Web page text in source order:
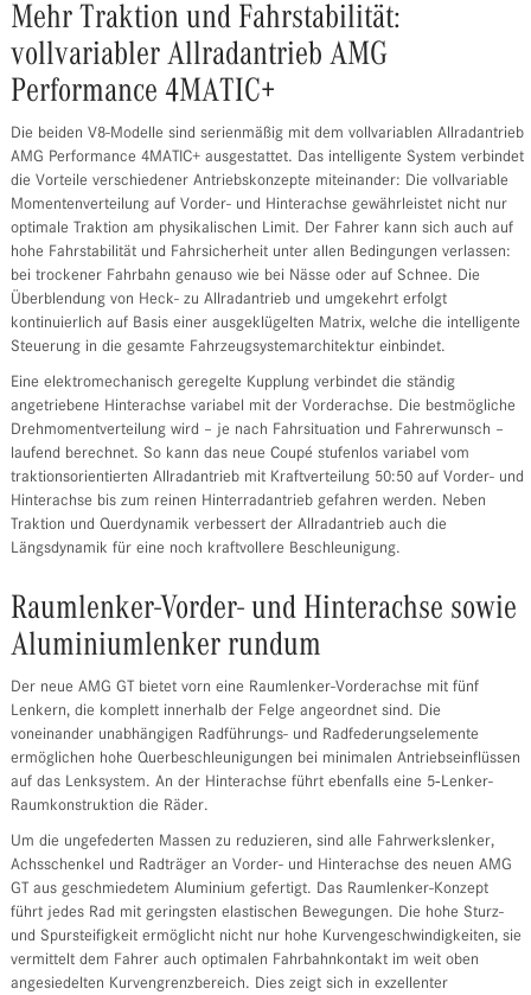
Mehr Traktion und Fahrstabilität:
vollvariabler Allradantrieb AMG
Performance 4MATIC+
Die beiden V8-Modelle sind serienmäßig mit dem vollvariablen Allradantrieb
AMG Performance 4MATIC+ ausgestattet. Das intelligente System verbindet
die Vorteile verschiedener Antriebskonzepte miteinander: Die vollvariable
Momentenverteilung auf Vorder- und Hinterachse gewährleistet nicht nur
optimale Traktion am physikalischen Limit. Der Fahrer kann sich auch auf
hohe Fahrstabilität und Fahrsicherheit unter allen Bedingungen verlassen:
bei trockener Fahrbahn genauso wie bei Nässe oder auf Schnee. Die
Überblendung von Heck- zu Allradantrieb und umgekehrt erfolgt
kontinuierlich auf Basis einer ausgeklügelten Matrix, welche die intelligente
Steuerung in die gesamte Fahrzeugsystemarchitektur einbindet.
Eine elektromechanisch geregelte Kupplung verbindet die ständig
angetriebene Hinterachse variabel mit der Vorderachse. Die bestmögliche
Drehmomentverteilung wird – je nach Fahrsituation und Fahrerwunsch –
laufend berechnet. So kann das neue Coupé stufenlos variabel vom
traktionsorientierten Allradantrieb mit Kraftverteilung 50:50 auf Vorder- und
Hinterachse bis zum reinen Hinterradantrieb gefahren werden. Neben
Traktion und Querdynamik verbessert der Allradantrieb auch die
Längsdynamik für eine noch kraftvollere Beschleunigung.
Raumlenker-Vorder- und Hinterachse sowie
Aluminiumlenker rundum
Der neue AMG GT bietet vorn eine Raumlenker-Vorderachse mit fünf
Lenkern, die komplett innerhalb der Felge angeordnet sind. Die
voneinander unabhängigen Radführungs- und Radfederungselemente
ermöglichen hohe Querbeschleunigungen bei minimalen Antriebseinflüssen
auf das Lenksystem. An der Hinterachse führt ebenfalls eine 5‑Lenker-
Raumkonstruktion die Räder.
Um die ungefederten Massen zu reduzieren, sind alle Fahrwerkslenker,
Achsschenkel und Radträger an Vorder- und Hinterachse des neuen AMG
GT aus geschmiedetem Aluminium gefertigt. Das Raumlenker-Konzept
führt jedes Rad mit geringsten elastischen Bewegungen. Die hohe Sturz-
und Spursteifigkeit ermöglicht nicht nur hohe Kurvengeschwindigkeiten, sie
vermittelt dem Fahrer auch optimalen Fahrbahnkontakt im weit oben
angesiedelten Kurvengrenzbereich. Dies zeigt sich in exzellenter